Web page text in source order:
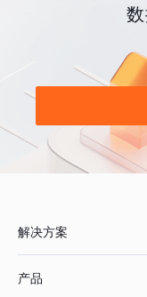
解决方案
产品